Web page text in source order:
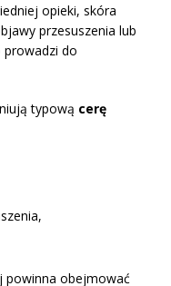
opieki, skóra
przesuszenia lub
prowadzi do
typową cerę
powinna obejmować